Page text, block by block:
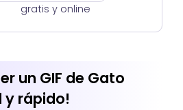
gratis y online
un GIF de Gato
y rápido!